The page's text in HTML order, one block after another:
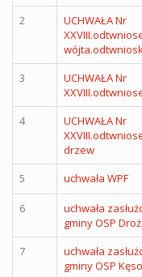
2
UCHWAŁA Nr
3
UCHWAŁA Nr
4
UCHWAŁA Nr
drzew
5 uchwała WPF
6
uchwała
gminy OSP
7
uchwała
gminy OSP